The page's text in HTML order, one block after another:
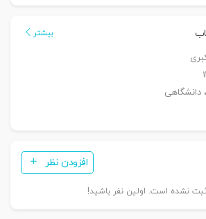
بیشتر
دانشگاهی
افزودن نظر
نشده است. اولین نفر باشید!